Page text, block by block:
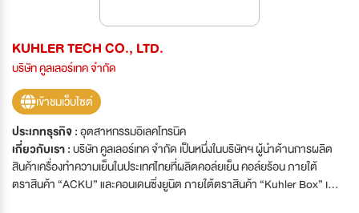
KUHLER TECH CO., LTD.
บริษัท คูลเลอร์เทค จำกัด
เข้าชมเว็บไซต์
ประเภทธุรกิจ :อุตสาหกรรมอิเลคโทรนิค
เกี่ยวกับเรา :บริษัท คูลเลอร์เทค จำกัด เป็นหนึ่งในบริษัทฯ ผู้นำด้านการผลิต
สินค้าเครื่องทำความเย็นในประเทศไทยที่ผลิตคอล์ยเย็น คอล์ยร้อน ภายใต้
ตราสินค้า “ACKU” และคอนเดนซิ่งยูนิต ภายใต้ตราสินค้า “Kuhler Box” เพื่อ